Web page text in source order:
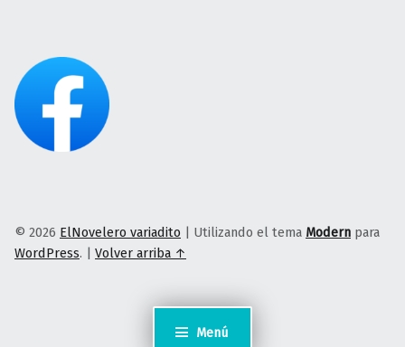
Menú
© 2026 ElNovelero variadito | Utilizando el tema Modern para
WordPress. | Volver arriba ↑